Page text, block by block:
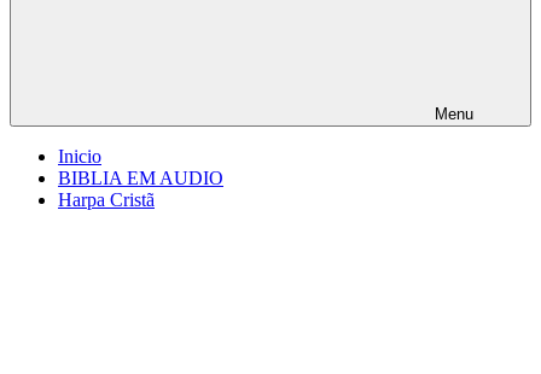
Menu
Inicio
BIBLIA EM AUDIO
Harpa Cristã